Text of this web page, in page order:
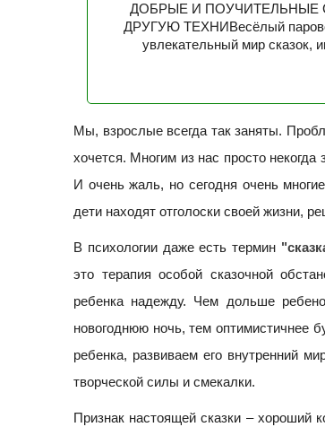
ДОБРЫЕ И ПОУЧИТЕЛЬНЫЕ
ДРУГУЮ ТЕХНИВесёлый
увлекательный мир сказок,
Мы, взрослые всегда так заняты.
хочется. Многим из нас просто
И очень жаль, но сегодня очень
дети находят отголоски своей жизни,
В психологии даже есть термин
это терапия особой сказочной
ребенка надежду. Чем дольше
новогоднюю ночь, тем оптимистичнее
ребенка, развиваем его внутренний
творческой силы и смекалки.
Признак настоящей сказки – хороший